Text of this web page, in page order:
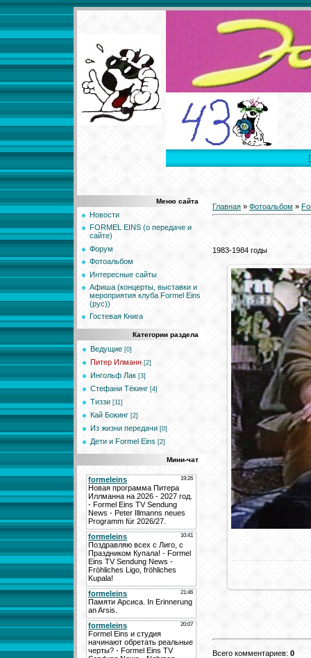
Меню сайта
Новости
FORMEL EINS (о передаче и
сайте)
Форум
Фотоальбом
Интересные сайты
Афиша (концерты, выставки и
мероприятия клуба Formel Eins
(рус))
Гостевая Книга
Категории раздела
Ведущие [0]
Питер Илманн [2]
Ингольф Лак [3]
Стефани Тёкинг [4]
Тиззи [11]
Кай Бокинг [2]
Из жизни передачи [0]
Дети и Formel Eins [2]
Мини-чат
Главная » Фотоальбом »
1983-1984 годы
Всего комментариев: 0